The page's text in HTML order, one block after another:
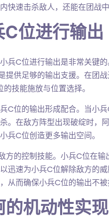
快速击杀敌人，还能在团战
位进行输出
兵C位进行输出是非常关键
提供足够的输出支援。在团
技能施放与位置选择。
C位的输出形成配合。当小
。在敌方阵型出现破绽时，
兵C位创造更多输出空间。
方的控制技能。小兵C位在
迅速为小兵C位解除敌方的
从而确保小兵C位的输出不被
机动性实